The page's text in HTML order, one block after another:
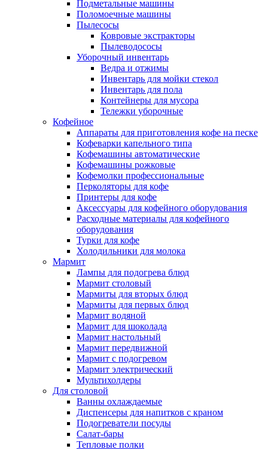
Подметальные машины
Поломоечные машины
Пылесосы
Ковровые экстракторы
Пылеводососы
Уборочный инвентарь
Ведра и отжимы
Инвентарь для мойки стекол
Инвентарь для пола
Контейнеры для мусора
Тележки уборочные
Кофейное
Аппараты для приготовления кофе на песке
Кофеварки капельного типа
Кофемашины автоматические
Кофемашины рожковые
Кофемолки профессиональные
Перколяторы для кофе
Принтеры для кофе
Аксессуары для кофейного оборудования
Расходные материалы для кофейного
оборудования
Турки для кофе
Холодильники для молока
Мармит
Лампы для подогрева блюд
Мармит столовый
Мармиты для вторых блюд
Мармиты для первых блюд
Мармит водяной
Мармит для шоколада
Мармит настольный
Мармит передвижной
Мармит с подогревом
Мармит электрический
Мультихолдеры
Для столовой
Ванны охлаждаемые
Диспенсеры для напитков с краном
Подогреватели посуды
Салат-бары
Тепловые полки